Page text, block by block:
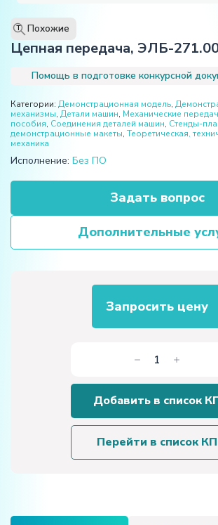
T Похожие
Цепная передача, ЭЛБ-
Помощь в подготовке конкурсной
Категории: Демонстрационная модель,
механизмы, Детали машин, Механические
пособия, Соединения деталей машин, Стенды-
демонстрационные макеты, Теоретическая,
механика
Исполнение: Без ПО
Задать вопрос
Дополнительные
Запросить цену
товара
Цепная
передача
Добавить в список
Перейти в список КП